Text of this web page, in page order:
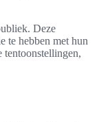
Deze
te hebben met hun
tentoonstellingen,